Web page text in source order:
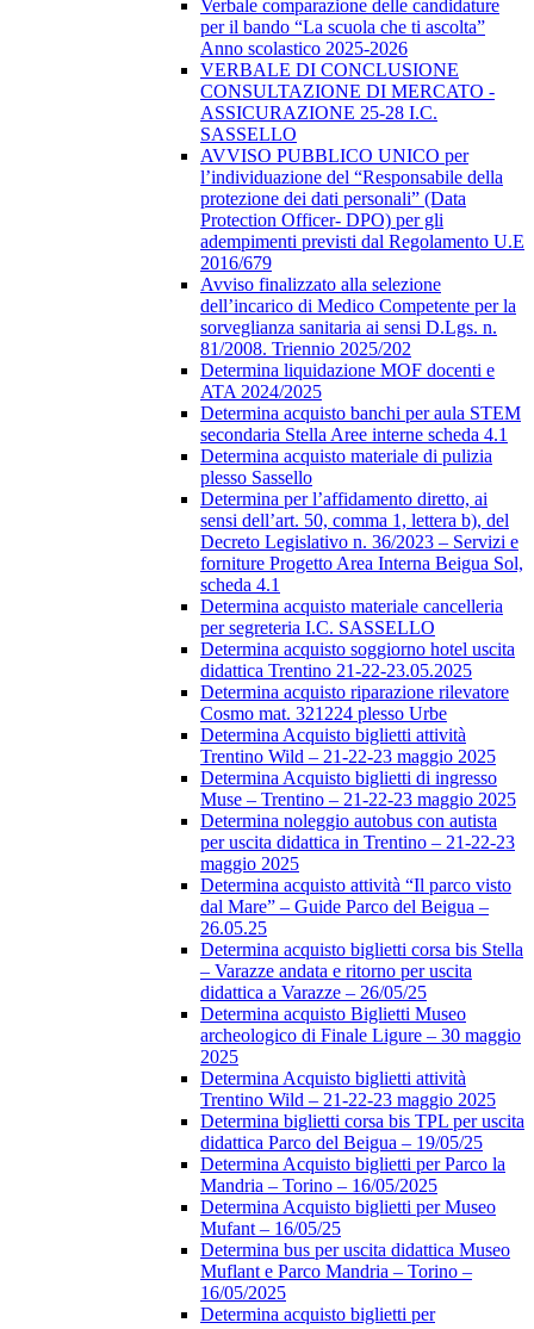
Verbale comparazione delle candidature
per il bando “La scuola che ti ascolta”
Anno scolastico 2025-2026
VERBALE DI CONCLUSIONE
CONSULTAZIONE DI MERCATO -
ASSICURAZIONE 25-28 I.C.
SASSELLO
AVVISO PUBBLICO UNICO per
l’individuazione del “Responsabile della
protezione dei dati personali” (Data
Protection Officer- DPO) per gli
adempimenti previsti dal Regolamento U.E
2016/679
Avviso finalizzato alla selezione
dell’incarico di Medico Competente per la
sorveglianza sanitaria ai sensi D.Lgs. n.
81/2008. Triennio 2025/202
Determina liquidazione MOF docenti e
ATA 2024/2025
Determina acquisto banchi per aula STEM
secondaria Stella Aree interne scheda 4.1
Determina acquisto materiale di pulizia
plesso Sassello
Determina per l’affidamento diretto, ai
sensi dell’art. 50, comma 1, lettera b), del
Decreto Legislativo n. 36/2023 – Servizi e
forniture Progetto Area Interna Beigua Sol,
scheda 4.1
Determina acquisto materiale cancelleria
per segreteria I.C. SASSELLO
Determina acquisto soggiorno hotel uscita
didattica Trentino 21-22-23.05.2025
Determina acquisto riparazione rilevatore
Cosmo mat. 321224 plesso Urbe
Determina Acquisto biglietti attività
Trentino Wild – 21-22-23 maggio 2025
Determina Acquisto biglietti di ingresso
Muse – Trentino – 21-22-23 maggio 2025
Determina noleggio autobus con autista
per uscita didattica in Trentino – 21-22-23
maggio 2025
Determina acquisto attività “Il parco visto
dal Mare” – Guide Parco del Beigua –
26.05.25
Determina acquisto biglietti corsa bis Stella
– Varazze andata e ritorno per uscita
didattica a Varazze – 26/05/25
Determina acquisto Biglietti Museo
archeologico di Finale Ligure – 30 maggio
2025
Determina Acquisto biglietti attività
Trentino Wild – 21-22-23 maggio 2025
Determina biglietti corsa bis TPL per uscita
didattica Parco del Beigua – 19/05/25
Determina Acquisto biglietti per Parco la
Mandria – Torino – 16/05/2025
Determina Acquisto biglietti per Museo
Mufant – 16/05/25
Determina bus per uscita didattica Museo
Muflant e Parco Mandria – Torino –
16/05/2025
Determina acquisto biglietti per